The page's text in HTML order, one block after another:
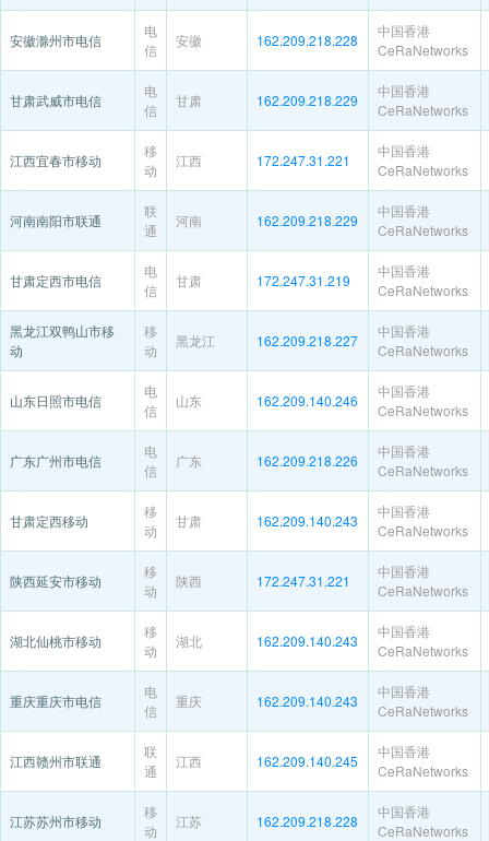
安徽滁州市电信
电
信
安徽 162.209.218.228
中国香港
CeRaNetworks
甘肃武威市电信
电
信
甘肃 162.209.218.229
中国香港
CeRaNetworks
江西宜春市移动
移
动
江西 172.247.31.221
中国香港
CeRaNetworks
河南南阳市联通
联
通
河南 162.209.218.229
中国香港
CeRaNetworks
甘肃定西市电信
电
信
甘肃 172.247.31.219
中国香港
CeRaNetworks
黑龙江双鸭山市移
动
移
动
黑龙江 162.209.218.227
中国香港
CeRaNetworks
山东日照市电信
电
信
山东 162.209.140.246
中国香港
CeRaNetworks
广东广州市电信
电
信
广东 162.209.218.226
中国香港
CeRaNetworks
甘肃定西移动
移
动
甘肃 162.209.140.243
中国香港
CeRaNetworks
陕西延安市移动
移
动
陕西 172.247.31.221
中国香港
CeRaNetworks
湖北仙桃市移动
移
动
湖北 162.209.140.243
中国香港
CeRaNetworks
重庆重庆市电信
电
信
重庆 162.209.140.243
中国香港
CeRaNetworks
江西赣州市联通
联
通
江西 162.209.140.245
中国香港
CeRaNetworks
江苏苏州市移动
移
动
江苏 162.209.218.228
中国香港
CeRaNetworks